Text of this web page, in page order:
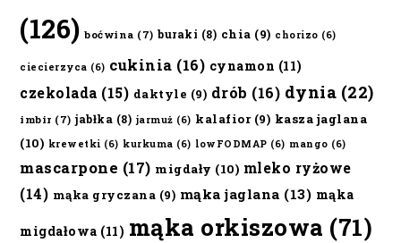
(126) boćwina (7) buraki (8) chia (9) chorizo (6)
ciecierzyca (6) cukinia (16) cynamon (11)
czekolada (15) daktyle (9) drób (16) dynia (22)
imbir (7) jabłka (8) jarmuż (6) kalafior(9) kasza jaglana
(10) krewetki (6) kurkuma (6) lowFODMAP (6) mango (6)
mascarpone (17) migdały (10) mleko ryżowe
(14) mąka gryczana (9) mąka jaglana (13) mąka
migdałowa (11) mąka orkiszowa (71)